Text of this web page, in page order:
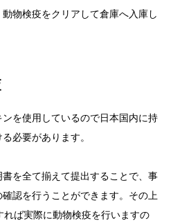
物検疫をクリアして倉庫へ入庫し
を使用しているので日本国内に持
必要があります。
を全て揃えて提出することで、事
認を行うことができます。その上
ば実際に動物検疫を行いますの